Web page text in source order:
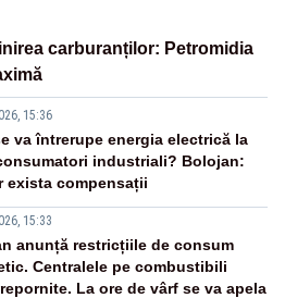
carburanților: Petromidia
15:36
va întrerupe energia electrică la
industriali? Bolojan:
exista compensații
15:33
anunță restricțiile de consum
Centralele pe combustibili
La ore de vârf se va apela